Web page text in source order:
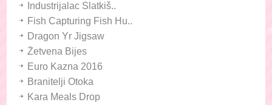
Industrijalac Slatkiš..
Fish Capturing Fish Hu..
Dragon Yr Jigsaw
Žetvena Bijes
Euro Kazna 2016
Branitelji Otoka
Kara Meals Drop